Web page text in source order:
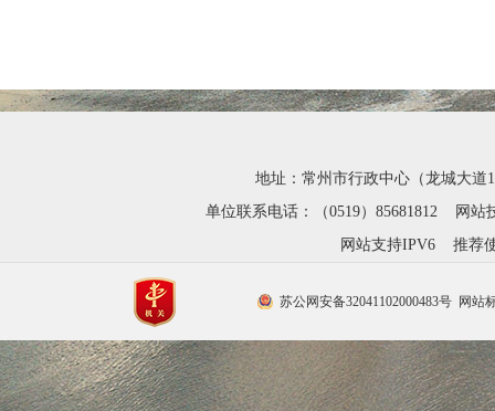
地址：常州市行政中心（龙城大
单位联系电话：（0519）85681812 网站
网站支持IPV6 推荐
苏公网安备32041102000483号 网站